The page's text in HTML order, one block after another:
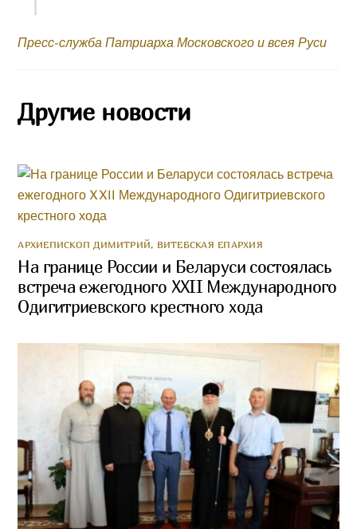
Пресс-служба Патриарха Московского и всея Руси
Другие новости
АРХИЕПИСКОП ДИМИТРИЙ, ВИТЕБСКАЯ ЕПАРХИЯ
На границе России и Беларуси состоялась
встреча ежегодного XXII Международного
Одигитриевского крестного хода